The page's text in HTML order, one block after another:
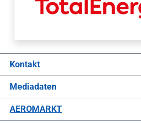
Kontakt
Mediadaten
AEROMARKT